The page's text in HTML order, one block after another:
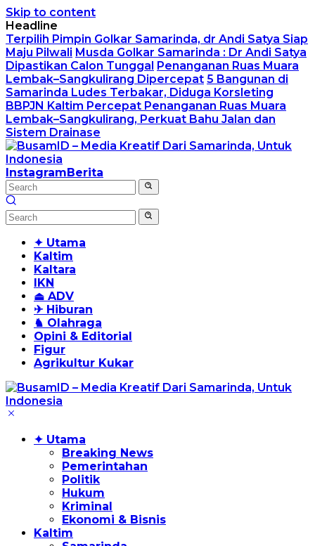
Skip to content
Headline
Terpilih Pimpin Golkar Samarinda, dr Andi Satya Siap
Maju Pilwali Musda Golkar Samarinda : Dr Andi Satya
Dipastikan Calon Tunggal Penanganan Ruas Muara
Lembak–Sangkulirang Dipercepat 5 Bangunan di
Samarinda Ludes Terbakar, Diduga Korsleting
BBPJN Kaltim Percepat Penanganan Ruas Muara
Lembak–Sangkulirang, Perkuat Bahu Jalan dan
Sistem Drainase
InstagramBerita
✦ Utama
Kaltim
Kaltara
IKN
⏏ ADV
✈ Hiburan
♞ Olahraga
Opini & Editorial
Figur
Agrikultur Kukar
✦ Utama
Breaking News
Pemerintahan
Politik
Hukum
Kriminal
Ekonomi & Bisnis
Kaltim